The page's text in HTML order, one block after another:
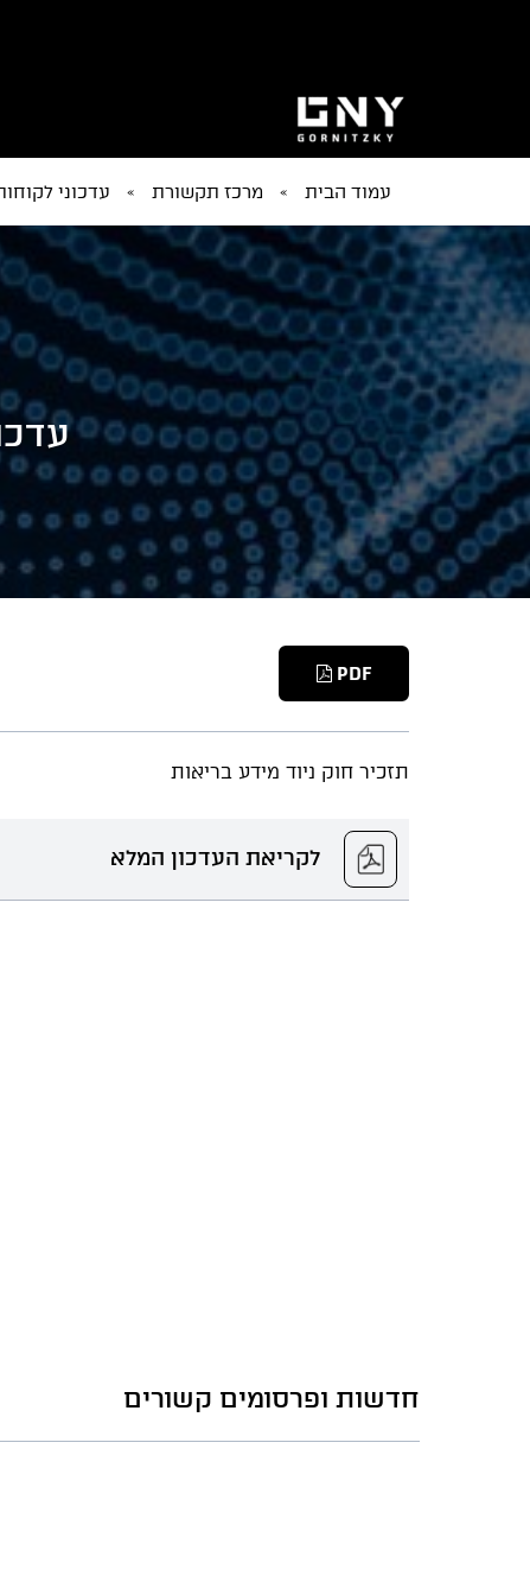
עמוד הבית » מרכז תקשורת » עדכוני
PDF
תזכיר חוק ניוד מידע בריאות
לקריאת העדכון המלא
חדשות ופרסומים קשורים